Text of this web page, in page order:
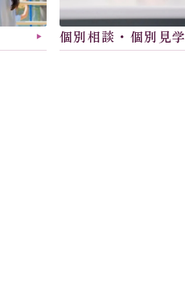
▶︎ 個別相談・個別見学